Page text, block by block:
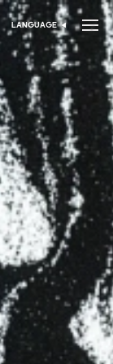
בחר שפה
LANGUAGE